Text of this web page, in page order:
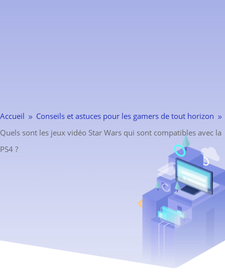
Accueil 9 Conseils et astuces pour les gamers de tout horizon 9
Quels sont les jeux vidéo Star Wars qui sont compatibles avec la
PS4 ?